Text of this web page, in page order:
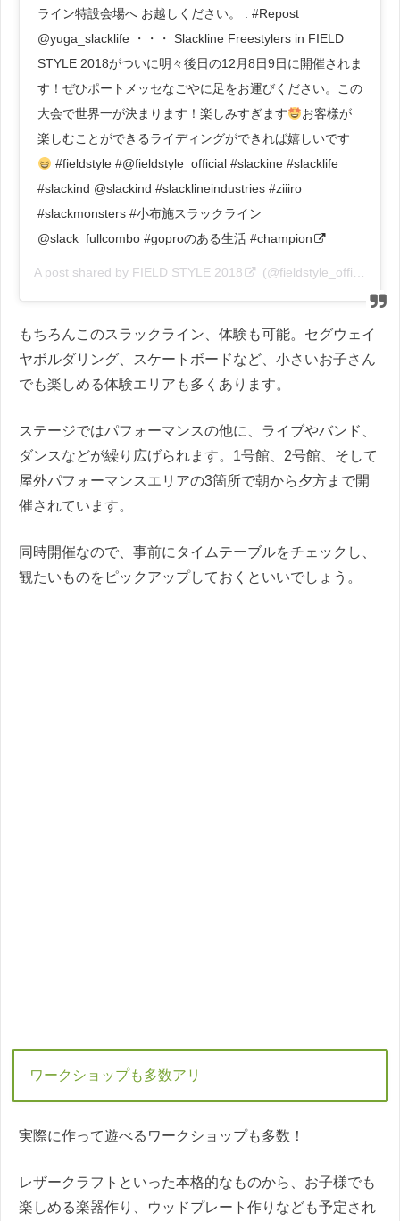
ライン特設会場へ お越しください。 . #Repost
@yuga_slacklife ・・・ Slackline Freestylers in FIELD
STYLE 2018がついに明々後日の12月8日9日に開催されま
す！ぜひポートメッセなごやに足をお運びください。この
大会で世界一が決まります！楽しみすぎます
お客様が
楽しむことができるライディングができれば嬉しいです
#fieldstyle #@fieldstyle_official #slackine #slacklife
#slackind @slackind #slacklineindustries #ziiiro
#slackmonsters #小布施スラックライン
@slack_fullcombo #goproのある生活 #champion
A post shared by FIELD STYLE 2018 (@fieldstyle_official) on
もちろんこのスラックライン、体験も可能。セグウェイ
ヤボルダリング、スケートボードなど、小さいお子さん
でも楽しめる体験エリアも多くあります。
ステージではパフォーマンスの他に、ライブやバンド、
ダンスなどが繰り広げられます。1号館、2号館、そして
屋外パフォーマンスエリアの3箇所で朝から夕方まで開
催されています。
同時開催なので、事前にタイムテーブルをチェックし、
観たいものをピックアップしておくといいでしょう。
ワークショップも多数アリ
実際に作って遊べるワークショップも多数！
レザークラフトといった本格的なものから、お子様でも
楽しめる楽器作り、ウッドプレート作りなども予定され